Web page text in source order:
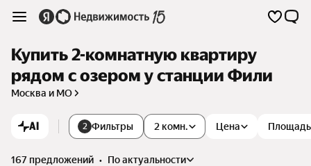
Купить 2-комнатную квартиру
рядом с озером у станции Фили
Москва и МО
AI 2 Фильтры 2 комн. Цена Площадь
167 предложений •
по актуальности